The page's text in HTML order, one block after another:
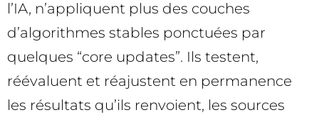
l’IA, n’appliquent plus des couches
d’algorithmes stables ponctuées par
quelques “core updates”. Ils testent,
réévaluent et réajustent en permanence
les résultats qu’ils renvoient, les sources